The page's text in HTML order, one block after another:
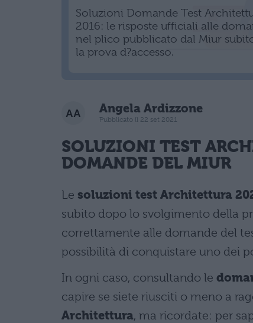
Soluzioni Domande Test
2016: le risposte ufficiali alle
nel plico pubblicato dal Miur
la prova d?accesso.
Angela Ardizzone
Pubblicato il 22 set 2021
SOLUZIONI TEST
DOMANDE DEL MIUR
Le soluzioni test Architettura
subito dopo lo svolgimento della
correttamente alle domande del
possibilità di conquistare uno dei
In ogni caso, consultando le
capire se siete riusciti o meno a
Architettura, ma ricordate: per